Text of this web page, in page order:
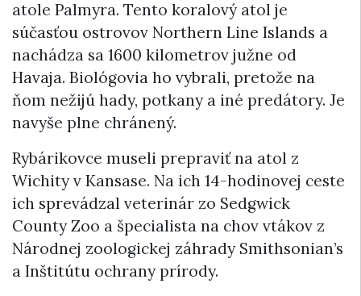
atole Palmyra. Tento koralový atol je
súčasťou ostrovov Northern Line Islands a
nachádza sa 1600 kilometrov južne od
Havaja. Biológovia ho vybrali, pretože na
ňom nežijú hady, potkany a iné predátory. Je
navyše plne chránený.
Rybárikovce museli prepraviť na atol z
Wichity v Kansase. Na ich 14-hodinovej ceste
ich sprevádzal veterinár zo Sedgwick
County Zoo a špecialista na chov vtákov z
Národnej zoologickej záhrady Smithsonian’s
a Inštitútu ochrany prírody.